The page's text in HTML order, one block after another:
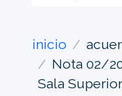
inicio
Nota 02/
Sala Superior